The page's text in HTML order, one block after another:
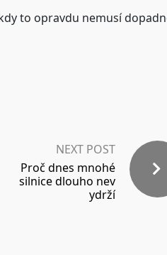
to opravdu nemusí
NEXT POST
Proč dnes mnohé
silnice dlouho nev
ydrží